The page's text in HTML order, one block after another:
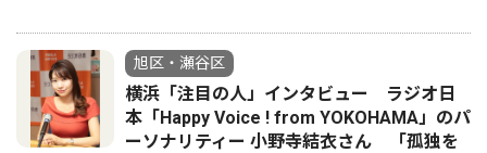
旭区・瀬谷区
横浜「注目の人」インタビュー ラジオ日
本「Happy Voice ! from YOKOHAMA」のパ
ーソナリティー 小野寺結衣さん 「孤独を